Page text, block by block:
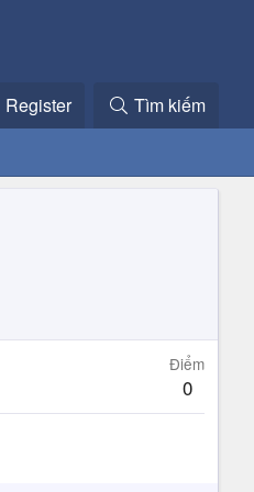
Register Tìm kiếm
Điểm
0